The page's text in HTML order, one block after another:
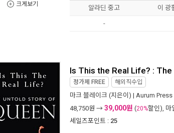
크게보기 알라딘 중고 이 광
-
Is This the Real Life? :
정가제 FREE 해외직수입
마크 블레이크 (지은이) | Aurum Press
48,750원 → 39,000원 (20%할인), 마
세일즈포인트 : 25